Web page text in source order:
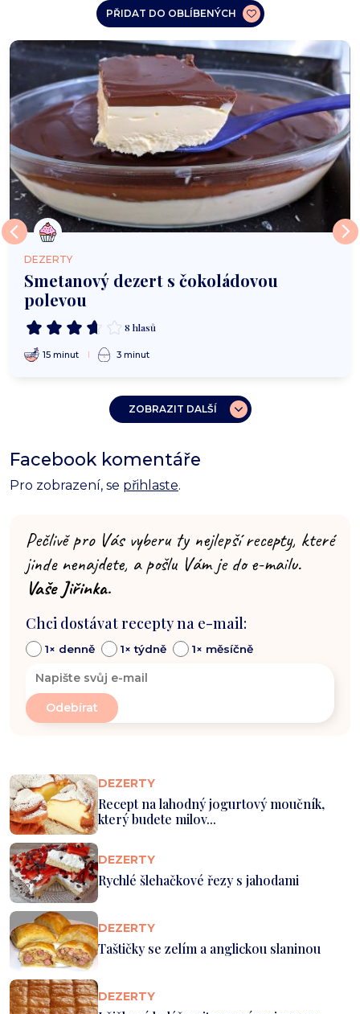
PŘIDAT DO OBLÍBENÝCH
DEZERTY
Smetanový dezert s čokoládovou
polevou
8 hlasů
15 minut 3 minut
ZOBRAZIT DALŠÍ
Facebook komentáře
Pro zobrazení, se přihlaste.
Pečlivě pro Vás vyberu ty nejlepší recepty, které
jinde nenajdete, a pošlu Vám je do e-mailu.
Vaše Jiřinka.
Chci dostávat recepty na e-mail:
1× denně 1× týdně 1× měsíčně
DEZERTY
Recept na lahodný jogurtový moučník,
který budete milov...
DEZERTY
Rychlé šlehačkové řezy s jahodami
DEZERTY
Taštičky se zelím a anglickou slaninou
DEZERTY